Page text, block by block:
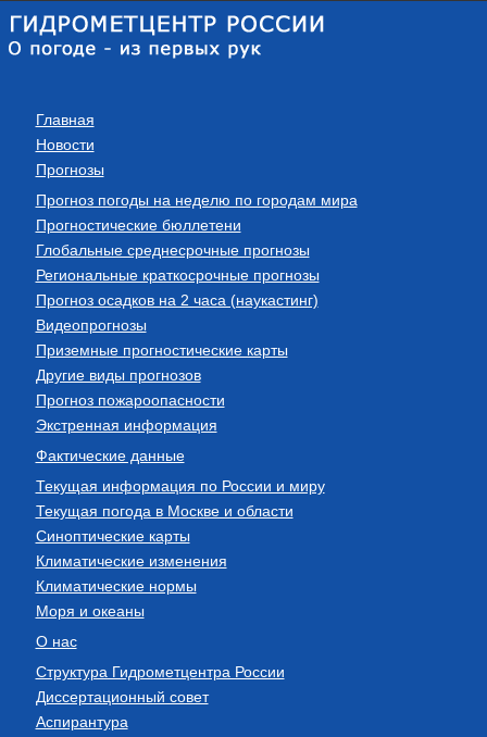
Главная
Новости
Прогнозы
Прогноз погоды на неделю по городам мира
Прогностические бюллетени
Глобальные среднесрочные прогнозы
Региональные краткосрочные прогнозы
Прогноз осадков на 2 часа (наукастинг)
Видеопрогнозы
Приземные прогностические карты
Другие виды прогнозов
Прогноз пожароопасности
Экстренная информация
Фактические данные
Текущая информация по России и миру
Текущая погода в Москве и области
Синоптические карты
Климатические изменения
Климатические нормы
Моря и океаны
О нас
Структура Гидрометцентра России
Диссертационный совет
Аспирантура